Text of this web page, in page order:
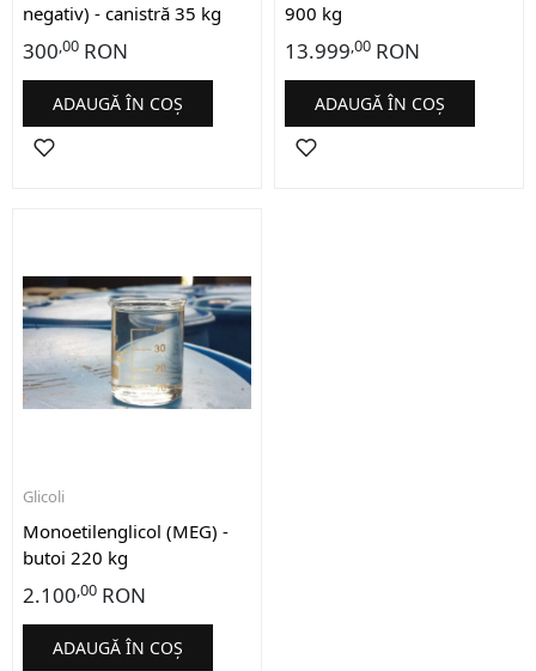
negativ) - canistră 35 kg
300,00 RON
ADAUGĂ ÎN COȘ
900 kg
13.999,00 RON
ADAUGĂ ÎN COȘ
Monoetilenglicol (MEG) -
butoi 220 kg
Glicoli
2.100,00 RON
ADAUGĂ ÎN COȘ